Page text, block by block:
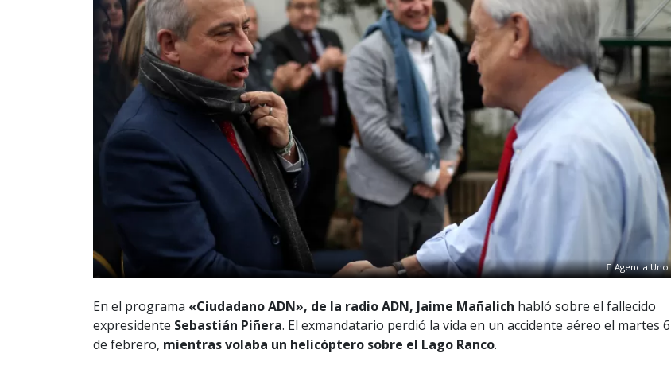
Agencia Uno
En el programa «Ciudadano ADN», de la radio ADN, Jaime Mañalich habló sobre el fallecido
expresidente Sebastián Piñera. El exmandatario perdió la vida en un accidente aéreo el martes 6
de febrero, mientras volaba un helicóptero sobre el Lago Ranco.